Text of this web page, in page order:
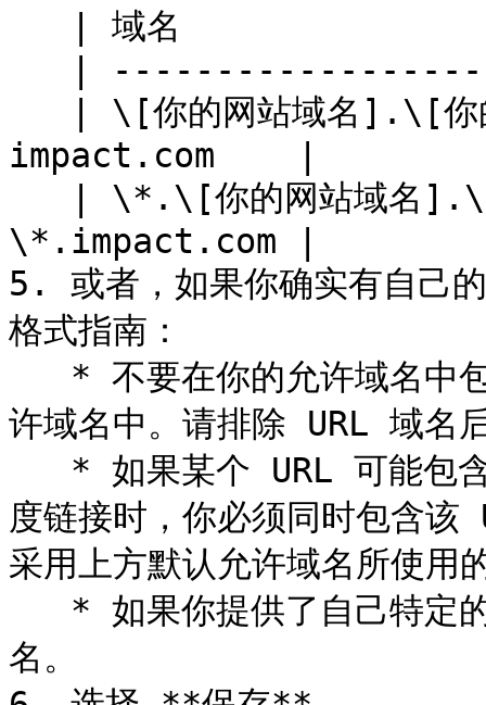
impact.com    |
\*.impact.com |
5. 或者，如果你确实有自己
格式指南：
许域名中。请排除 URL 域名
度链接时，你必须同时包含
采用上方默认允许域名所使用
名。